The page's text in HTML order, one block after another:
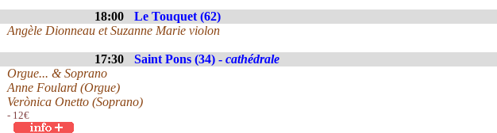
18:00 Le Touquet (62)
Angèle Dionneau et Suzanne Marie violon
17:30 Saint Pons (34) - cathédrale
Orgue... & Soprano
Anne Foulard (Orgue)
Verònica Onetto (Soprano)
- 12€